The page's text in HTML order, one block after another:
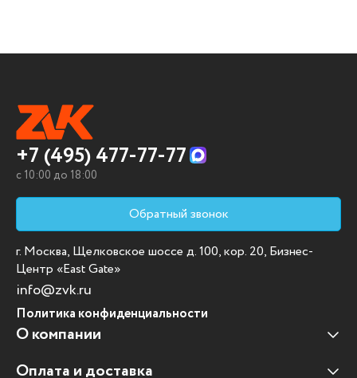
+7 (495) 477-77-77
c 10:00 до 18:00
Обратный звонок
г. Москва, Щелковское шоссе д. 100, кор. 20, Бизнес-
Центр «East Gate»
info@zvk.ru
Политика конфиденциальности
О компании
Наши клиенты
Оплата и доставка